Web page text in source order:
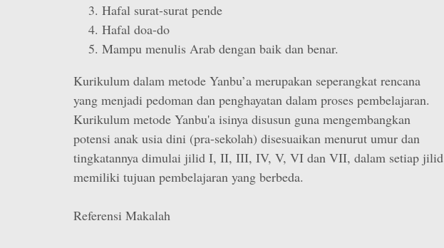
Hafal surat-surat pende
Hafal doa-do
Mampu menulis Arab dengan baik dan benar.
Kurikulum dalam metode Yanbu’a merupakan seperangkat rencana
yang menjadi pedoman dan penghayatan dalam proses pembelajaran.
Kurikulum metode Yanbu'a isinya disusun guna mengembangkan
potensi anak usia dini (pra-sekolah) disesuaikan menurut umur dan
tingkatannya dimulai jilid I, II, III, IV, V, VI dan VII, dalam setiap jilid
memiliki tujuan pembelajaran yang berbeda.
Referensi Makalah